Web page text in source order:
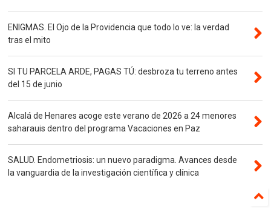
ENIGMAS. El Ojo de la Providencia que todo lo ve: la verdad
tras el mito
SI TU PARCELA ARDE, PAGAS TÚ: desbroza tu terreno antes
del 15 de junio
Alcalá de Henares acoge este verano de 2026 a 24 menores
saharauis dentro del programa Vacaciones en Paz
SALUD. Endometriosis: un nuevo paradigma. Avances desde
la vanguardia de la investigación científica y clínica